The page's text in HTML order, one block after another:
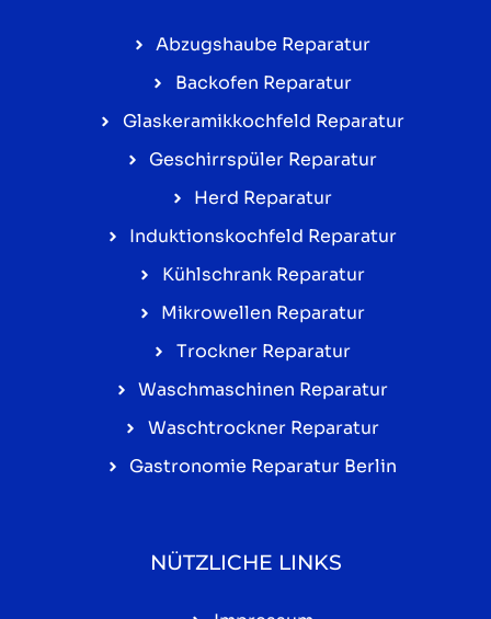
Abzugshaube Reparatur
Backofen Reparatur
Glaskeramikkochfeld Reparatur
Geschirrspüler Reparatur
Herd Reparatur
Induktionskochfeld Reparatur
Kühlschrank Reparatur
Mikrowellen Reparatur
Trockner Reparatur
Waschmaschinen Reparatur
Waschtrockner Reparatur
Gastronomie Reparatur Berlin
NÜTZLICHE LINKS